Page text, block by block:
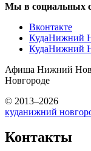
Мы в социальных
Вконтакте
КудаНижний
КудаНижний
Афиша Нижний
Новгороде
© 2013–2026
куданижний
Контакты